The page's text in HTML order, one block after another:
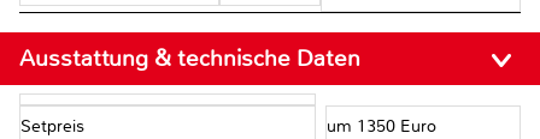
Ausstattung & technische Daten
Setpreis um 1350 Euro